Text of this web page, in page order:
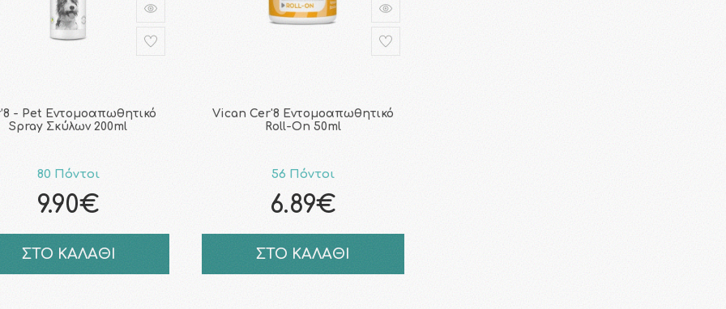
- Pet Εντομοαπωθητικό
Spray Σκύλων 200ml
80 Πόντοι
9.90€
ΣΤΟ ΚΑΛΑΘΙ
Vican Cer'8 Εντομοαπωθητικό
Roll-On 50ml
56 Πόντοι
6.89€
ΣΤΟ ΚΑΛΑΘΙ